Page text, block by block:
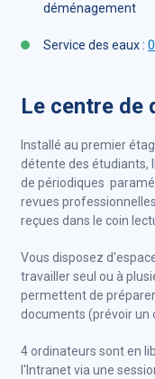
déménagement
Service des eaux :
Le centre de
Installé au premier
détente des étudiants,
de périodiques
revues
reçues dans le coin
Vous disposez
travailler seul ou à
permettent de
documents (prévoir un
4 ordinateurs sont en
l'Intranet via une